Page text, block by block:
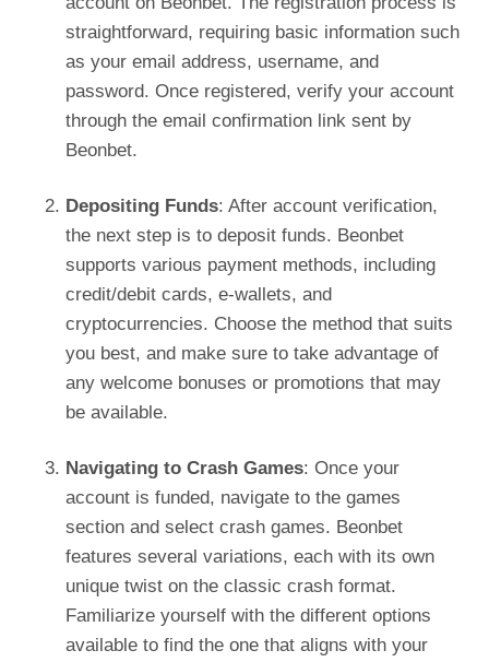
straightforward, requiring basic information such
as your email address, username, and
password. Once registered, verify your account
through the email confirmation link sent by
Beonbet.
Depositing Funds: After account verification,
the next step is to deposit funds. Beonbet
supports various payment methods, including
credit/debit cards, e-wallets, and
cryptocurrencies. Choose the method that suits
you best, and make sure to take advantage of
any welcome bonuses or promotions that may
be available.
Navigating to Crash Games: Once your
account is funded, navigate to the games
section and select crash games. Beonbet
features several variations, each with its own
unique twist on the classic crash format.
Familiarize yourself with the different options
available to find the one that aligns with your